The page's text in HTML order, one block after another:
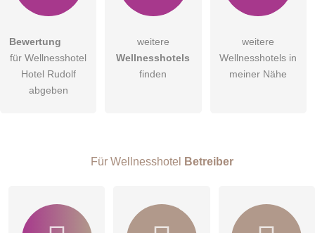
für max. 4 Personen
Im Doppelzimmer Superior Plus können Sie aufhören
Hiermit akzeptiere ich dieAGB
DieDatenschutzerklärung habe ich zur Kenntnis genommen.
Besucher sichtbar
Bewertung
für Wellnesshotel
Hotel Rudolf
abgeben
weitere
Wellnesshotels
finden
weitere
Wellnesshotels in
meiner Nähe
Für Wellnesshotel Betreiber